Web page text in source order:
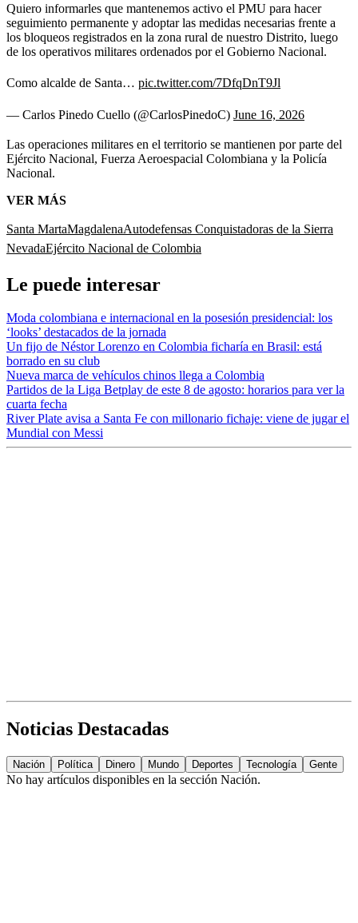
Quiero informarles que mantenemos activo el PMU para hacer
seguimiento permanente y adoptar las medidas necesarias frente a
los bloqueos registrados en la zona rural de nuestro Distrito, luego
de los operativos militares ordenados por el Gobierno Nacional.
Como alcalde de Santa… pic.twitter.com/7DfqDnT9Jl
— Carlos Pinedo Cuello (@CarlosPinedoC) June 16, 2026
Las operaciones militares en el territorio se mantienen por parte del
Ejército Nacional, Fuerza Aeroespacial Colombiana y la Policía
Nacional.
VER MÁS
Santa MartaMagdalenaAutodefensas Conquistadoras de la Sierra
NevadaEjército Nacional de Colombia
Le puede interesar
Moda colombiana e internacional en la posesión presidencial: los
‘looks’ destacados de la jornada
Un fijo de Néstor Lorenzo en Colombia ficharía en Brasil: está
borrado en su club
Nueva marca de vehículos chinos llega a Colombia
Partidos de la Liga Betplay de este 8 de agosto: horarios para ver la
cuarta fecha
River Plate avisa a Santa Fe con millonario fichaje: viene de jugar el
Mundial con Messi
Noticias Destacadas
Nación Política Dinero Mundo Deportes Tecnología Gente
No hay artículos disponibles en la sección Nación.